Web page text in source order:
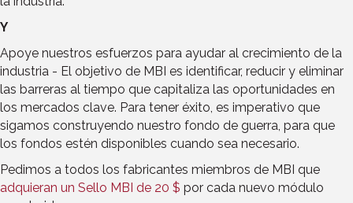
Y
Apoye nuestros esfuerzos para ayudar al crecimiento de la
industria - El objetivo de MBI es identificar, reducir y eliminar
las barreras al tiempo que capitaliza las oportunidades en
los mercados clave. Para tener éxito, es imperativo que
sigamos construyendo nuestro fondo de guerra, para que
los fondos estén disponibles cuando sea necesario.
Pedimos a todos los fabricantes miembros de MBI que
adquieran un Sello MBI de 20 $ por cada nuevo módulo